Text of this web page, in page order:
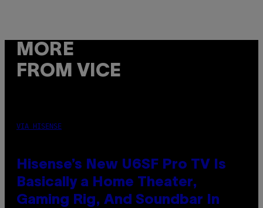
MORE
FROM VICE
VIA HISENSE
Hisense’s New U6SF Pro TV Is
Basically a Home Theater,
Gaming Rig, And Soundbar In